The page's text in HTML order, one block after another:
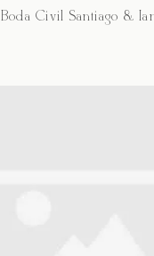
Boda Civil Santiago &